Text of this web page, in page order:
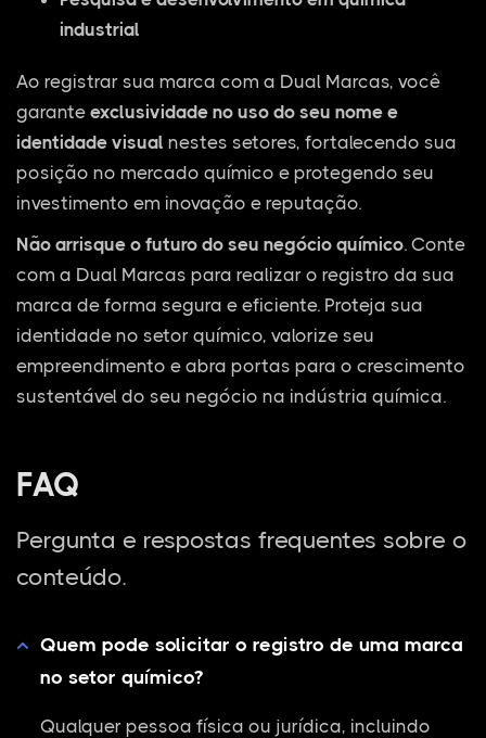
industrial
Ao registrar sua marca com a Dual Marcas, você
garante exclusividade no uso do seu nome e
identidade visual nestes setores, fortalecendo sua
posição no mercado químico e protegendo seu
investimento em inovação e reputação.
Não arrisque o futuro do seu negócio químico. Conte
com a Dual Marcas para realizar o registro da sua
marca de forma segura e eficiente. Proteja sua
identidade no setor químico, valorize seu
empreendimento e abra portas para o crescimento
sustentável do seu negócio na indústria química.
FAQ
Pergunta e respostas frequentes sobre o
conteúdo.
Quem pode solicitar o registro de uma marca
no setor químico?
Qualquer pessoa física ou jurídica, incluindo